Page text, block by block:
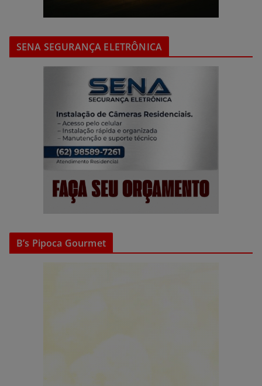
SENA SEGURANÇA ELETRÔNICA
B’s Pipoca Gourmet